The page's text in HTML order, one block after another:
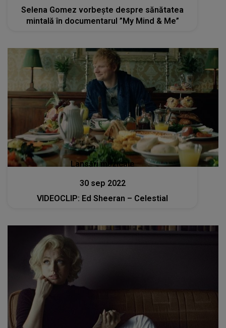
Selena Gomez vorbește despre sănătatea
mintală în documentarul ”My Mind & Me”
Lansări muzicale
30 sep 2022
VIDEOCLIP: Ed Sheeran – Celestial